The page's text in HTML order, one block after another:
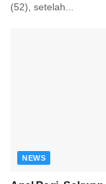
(52), setelah...
NEWS